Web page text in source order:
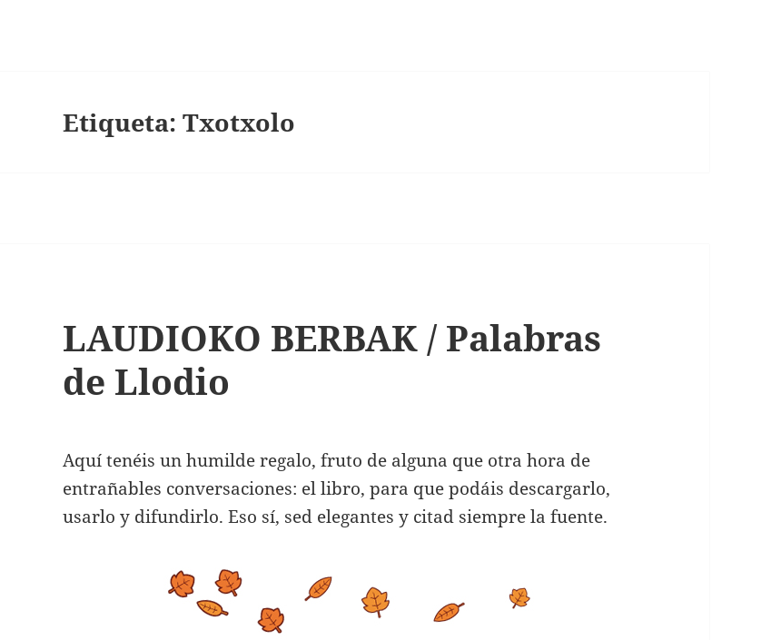
Etiqueta:Txotxolo
LAUDIOKO BERBAK / Palabras
de Llodio
Aquí tenéis un humilde regalo, fruto de alguna que otra hora de
entrañables conversaciones: el libro, para que podáis descargarlo,
usarlo y difundirlo. Eso sí, sed elegantes y citad siempre la fuente.